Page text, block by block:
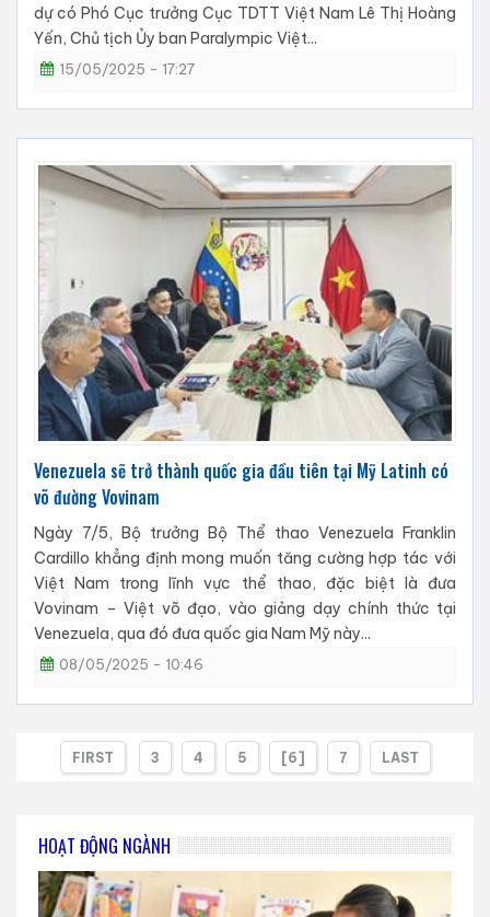
dự có Phó Cục trưởng Cục TDTT Việt Nam Lê Thị Hoàng
Yến, Chủ tịch Ủy ban Paralympic Việt...
15/05/2025 - 17:27
Venezuela sẽ trở thành quốc gia đầu tiên tại Mỹ Latinh có
võ đường Vovinam
Ngày 7/5, Bộ trưởng Bộ Thể thao Venezuela Franklin
Cardillo khẳng định mong muốn tăng cường hợp tác với
Việt Nam trong lĩnh vực thể thao, đặc biệt là đưa
Vovinam – Việt võ đạo, vào giảng dạy chính thức tại
Venezuela, qua đó đưa quốc gia Nam Mỹ này...
08/05/2025 - 10:46
FIRST 3 4 5 [6] 7 LAST
HOẠT ĐỘNG NGÀNH